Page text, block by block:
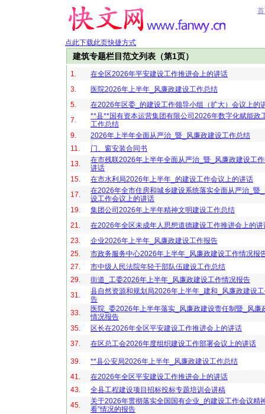
点此下载此页快捷方式
建筑专题栏目范文列表（第1页）
1.
在全区2026年平安建设工作推进会上的讲话
3.
医院2026年上半年_风廉政建设工作总结
5.
在2026年区委_的建设工作领导小组（扩大）会议上的
7.
**县**国有资本运营集团有限公司2026年数字化赋能政
工作总结
9.
2026年上半年全面从严治_暨_风廉政建设工作总结
11.
门、窗安装合同书
13.
在市残联2026年上半年全面从严治_暨_风廉政建设工
讲话
15.
在市水利局2026年上半年_的建设工作会议上的讲话
17.
在2026年全市住房和城乡建设系统落实全面从严治_暨
设工作会议上的讲话
19.
集团公司2026年上半年精神文明建设工作总结
21.
在2026年全区未成年人思想道德建设工作推进会上的讲
23.
企业2026年上半年_风廉政建设工作报告
25.
市政务服务中心2026年上半年_风廉政建设工作情况报
27.
市中级人民法院年轻干部队伍建设工作总结
29.
街道_工委2026年上半年_风廉政建设工作情况报告
31.
县自然资源和规划局2026年上半年_建和_风廉政建设
告
33.
医院_委2026年上半年落实_风廉政建设责任制暨_风廉
情况报告
35.
区长在2026年全区平安建设工作推进会上的讲话
37.
在区总工会2026年度组织建设工作部署会议上的讲话
39.
**县公安局2026年上半年_风廉政建设工作总结
41.
在2026年全区平安建设工作推进会上的讲话
43.
全县工程建设项目招标投标专题培训会讲稿
45.
关于2026年贯彻落实全国国有企业_的建设工作会议精
看”情况的报告